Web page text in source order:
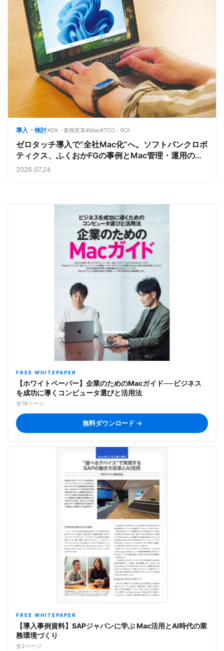
導入・検討#DX・業務変革#Mac#TCO・ROI
ゼロタッチ導入で“全社Mac化”へ。ソフトバンクロボ
ティクス、ふくおかFGの事例とMac管理・運用の強
み【今週のAppleビジネストレンド】
2026.07.24
FREE WHITEPAPER
【ホワイトペーパー】企業のためのMacガイド──ビジネス
を成功に導くコンピュータ選びと活用法
全19ページ
無料ダウンロード →
FREE WHITEPAPER
【導入事例資料】SAPジャパンに学ぶ Mac活用とAI時代の業
務環境づくり
全2ページ